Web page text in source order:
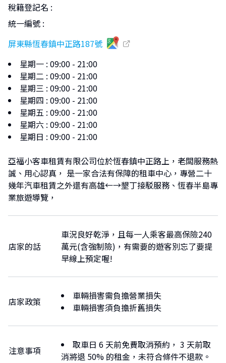
稅籍登記名 :
統一編號 :
屏東縣恆春鎮中正路187號
星期一 : 09:00 - 21:00
星期二 : 09:00 - 21:00
星期三 : 09:00 - 21:00
星期四 : 09:00 - 21:00
星期五 : 09:00 - 21:00
星期六 : 09:00 - 21:00
星期日 : 09:00 - 21:00
亞福小客車租賃有限公司位於恆春鎮中正路上，老闆服務熱
誠、用心認真， 是一家合法有保障的租車中心，專營二十
幾年汽車租賃之外還有高雄←→墾丁接駁服務、恆春半島專
業旅遊導覽，
店家的話
車況良好乾淨，且每一人乘客最高保險240
萬元(含強制險)，有需要的遊客別忘了要提
早線上預定喔!
店家政策
車輛損害需負擔營業損失
車輛損害須負擔折舊損失
注意事項
取車日 6 天前免費取消預約， 3 天前取
消將退 50% 的租金，未符合條件不退款。